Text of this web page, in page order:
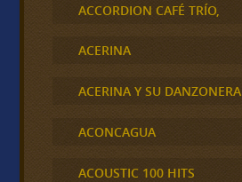
ACCORDION CAFÉ TRÍO,
ACERINA
ACERINA Y SU DANZONERA
ACONCAGUA
ACOUSTIC 100 HITS